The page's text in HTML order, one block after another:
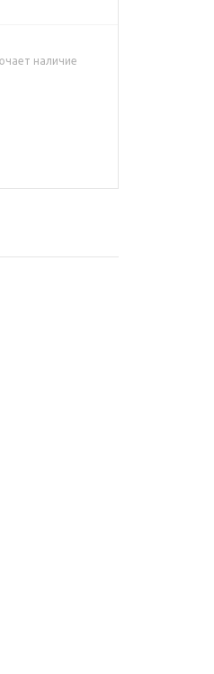
наличие